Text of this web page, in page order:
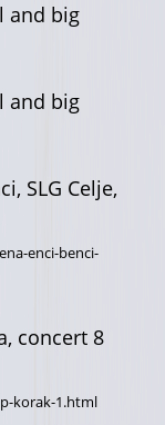
and big
and big
SLG Celje,
enci-benci-
concert 8
korak-1.html